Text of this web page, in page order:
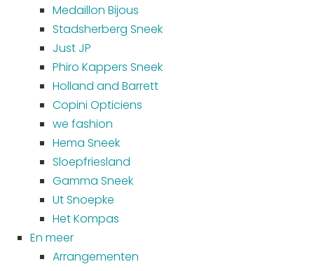
Medaillon Bijous
Stadsherberg Sneek
Just JP
Phiro Kappers Sneek
Holland and Barrett
Copini Opticiens
we fashion
Hema Sneek
Sloepfriesland
Gamma Sneek
Ut Snoepke
Het Kompas
En meer
Arrangementen